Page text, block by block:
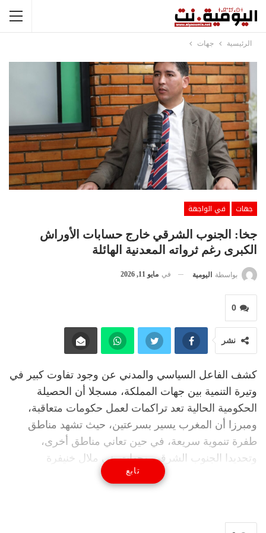
الرئيسية جهات
جهات
في الواجهة
جخا: الجنوب الشرقي خارج حسابات الأوراش
الكبرى رغم ثرواته المعدنية الهائلة
بواسطة اليومية في مايو 11, 2026
0
نشر
كشف الفاعل السياسي والمدني عن وجود تفاوت كبير في
وتيرة التنمية بين جهات المملكة، مسجلا أن الحصيلة
الحكومية الحالية تعد تراكمات لعمل حكومات متعاقبة،
ومبرزا أن المغرب يسير بسرعتين، حيث تشهد مناطق
طفرة تنموية سريعة، في حين تعاني مناطق أخرى،
وتحديدا الجنوب الشرقي وجهات بني ملال خنيفرة
والشرق، من وتيرة بطيئة في تنزيل البرامج التنموية.
تابع